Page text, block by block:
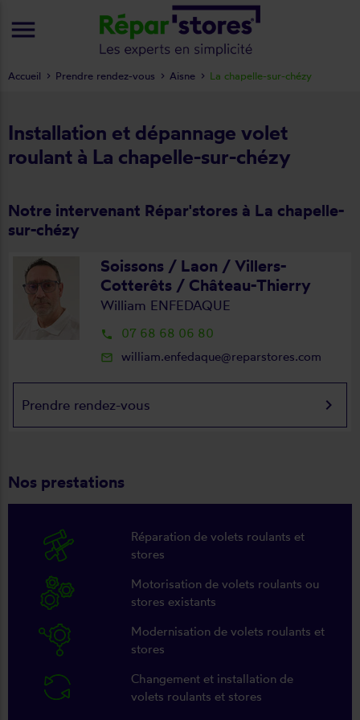
Installation et dépannage volet
roulant à La chapelle-sur-chézy
Notre intervenant Répar'stores à La chapelle-
sur-chézy
Soissons / Laon / Villers-
Cotterêts / Château-Thierry
William ENFEDAQUE
local_phone 07 68 68 06 80
mail_outline william.enfedaque@reparstores.com
Prendre rendez-vous keyboard_arrow_right
Nos prestations
Réparation de volets roulants et
stores
Motorisation de volets roulants ou
stores existants
Modernisation de volets roulants et
stores
Changement et installation de
volets roulants et stores
Accueil Prendre rendez-vous Aisne La chapelle-sur-chézy
menu